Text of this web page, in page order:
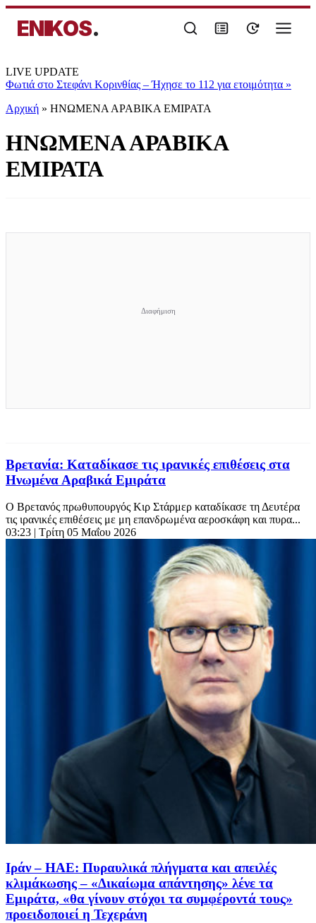
ENIKOS.
LIVE UPDATE
Φωτιά στο Στεφάνι Κορινθίας – Ήχησε το 112 για ετοιμότητα »
Αρχική » ΗΝΩΜΕΝΑ ΑΡΑΒΙΚΑ ΕΜΙΡΑΤΑ
ΗΝΩΜΕΝΑ ΑΡΑΒΙΚΑ
ΕΜΙΡΑΤΑ
Βρετανία: Καταδίκασε τις ιρανικές επιθέσεις στα
Ηνωμένα Αραβικά Εμιράτα
Ο Βρετανός πρωθυπουργός Κιρ Στάρμερ καταδίκασε τη Δευτέρα
τις ιρανικές επιθέσεις με μη επανδρωμένα αεροσκάφη και πυρα...
03:23 | Τρίτη 05 Μαΐου 2026
Ιράν – ΗΑΕ: Πυραυλικά πλήγματα και απειλές
κλιμάκωσης – «Δικαίωμα απάντησης» λένε τα
Εμιράτα, «θα γίνουν στόχοι τα συμφέροντά τους»
προειδοποιεί η Τεχεράνη